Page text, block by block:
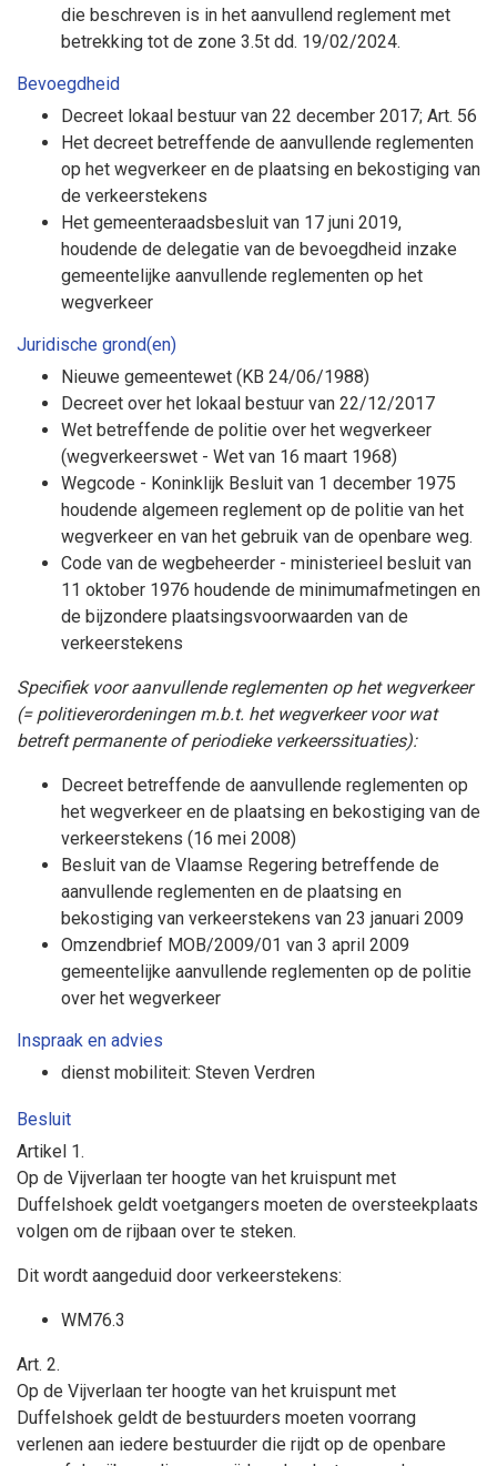
die beschreven is in het aanvullend reglement met
betrekking tot de zone 3.5t dd. 19/02/2024.
Bevoegdheid
Decreet lokaal bestuur van 22 december 2017; Art. 56
Het decreet betreffende de aanvullende reglementen
op het wegverkeer en de plaatsing en bekostiging van
de verkeerstekens
Het gemeenteraadsbesluit van 17 juni 2019,
houdende de delegatie van de bevoegdheid inzake
gemeentelijke aanvullende reglementen op het
wegverkeer
Juridische grond(en)
Nieuwe gemeentewet (KB 24/06/1988)
Decreet over het lokaal bestuur van 22/12/2017
Wet betreffende de politie over het wegverkeer
(wegverkeerswet - Wet van 16 maart 1968)
Wegcode - Koninklijk Besluit van 1 december 1975
houdende algemeen reglement op de politie van het
wegverkeer en van het gebruik van de openbare weg.
Code van de wegbeheerder - ministerieel besluit van
11 oktober 1976 houdende de minimumafmetingen en
de bijzondere plaatsingsvoorwaarden van de
verkeerstekens
Specifiek voor aanvullende reglementen op het wegverkeer
(= politieverordeningen m.b.t. het wegverkeer voor wat
betreft permanente of periodieke verkeerssituaties):
Decreet betreffende de aanvullende reglementen op
het wegverkeer en de plaatsing en bekostiging van de
verkeerstekens (16 mei 2008)
Besluit van de Vlaamse Regering betreffende de
aanvullende reglementen en de plaatsing en
bekostiging van verkeerstekens van 23 januari 2009
Omzendbrief MOB/2009/01 van 3 april 2009
gemeentelijke aanvullende reglementen op de politie
over het wegverkeer
Inspraak en advies
dienst mobiliteit: Steven Verdren
Besluit
Artikel 1.
Op de Vijverlaan ter hoogte van het kruispunt met
Duffelshoek geldt voetgangers moeten de oversteekplaats
volgen om de rijbaan over te steken.
Dit wordt aangeduid door verkeerstekens:
WM76.3
Art. 2.
Op de Vijverlaan ter hoogte van het kruispunt met
Duffelshoek geldt de bestuurders moeten voorrang
verlenen aan iedere bestuurder die rijdt op de openbare